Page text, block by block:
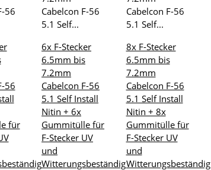
56
für
6x F-Stecker
6.5mm bis
7.2mm
Cabelcon F-56
5.1 Self Install
Nitin + 6x
Gummitülle für
F-Stecker UV
und
Witterungsbeständig
8x F-Stecker
6.5mm bis
7.2mm
Cabelcon F-56
5.1 Self Install
Nitin + 8x
Gummitülle für
F-Stecker UV
und
Witterungsbeständig